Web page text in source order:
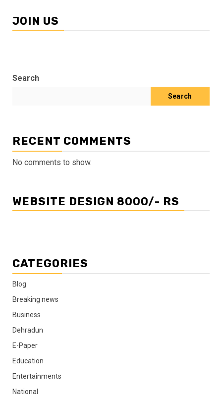
JOIN US
Search
Search
RECENT COMMENTS
No comments to show.
WEBSITE DESIGN 8000/- RS
CATEGORIES
Blog
Breaking news
Business
Dehradun
E-Paper
Education
Entertainments
National